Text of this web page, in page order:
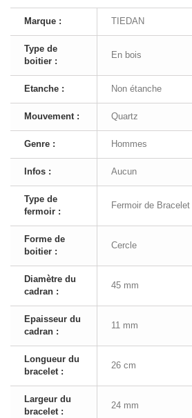
Marque : TIEDAN
Type de
boitier :
En bois
Etanche : Non étanche
Mouvement : Quartz
Genre : Hommes
Infos : Aucun
Type de
fermoir :
Fermoir de Bracelet
Forme de
boitier :
Cercle
Diamètre du
cadran :
45 mm
Epaisseur du
cadran :
11 mm
Longueur du
bracelet :
26 cm
Largeur du
bracelet :
24 mm